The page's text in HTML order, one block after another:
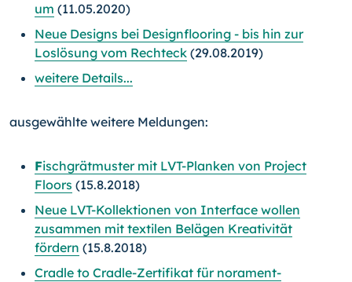
um (11.05.2020)
Neue Designs bei Designflooring - bis hin zur
Loslösung vom Rechteck (29.08.2019)
weitere Details...
ausgewählte weitere Meldungen:
Fischgrätmuster mit LVT-Planken von Project
Floors (15.8.2018)
Neue LVT-Kollektionen von Interface wollen
zusammen mit textilen Belägen Kreativität
fördern (15.8.2018)
Cradle to Cradle-Zertifikat für norament-